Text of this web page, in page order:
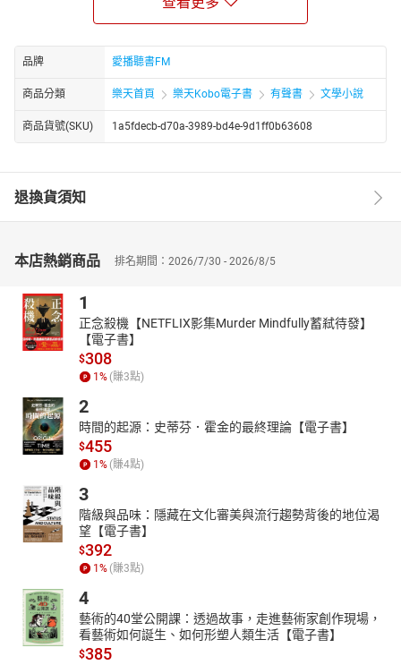
教授，精通紅樓夢等古典小說，當代文學，西洋女性小說。現任國
立東華大學華語文中心主任；為漢聲廣播電台「文學大觀園」節目
製作、主持；《人間福報》專欄主筆； 台灣紅樓夢學會會長；第52
屆廣播金鐘獎得主，亦在各地讀書會講述經典文學。
章節：
466 第九十八回(二)獨木橋渡眾人
467 第九十八回(三)大雄寶殿見佛祖
470 第九十八回(六)唐僧重回靈山取真經
471 第九十八回(七)取得真經回東土
品牌 愛播聽書FM
商品分類 樂天首頁 樂天Kobo電子書 有聲書 文學小說
商品貨號(SKU) 1a5fdecb-d70a-3989-bd4e-9d1ff0b63608
退換貨須知
本店熱銷商品 排名期間：2026/7/30 - 2026/8/5
1
正念殺機【NETFLIX影集Murder Mindfully蓄弒待發】
【電子書】
$308
1 % (賺3點)
2
時間的起源：史蒂芬．霍金的最終理論【電子書】
$455
1 % (賺4點)
3
階級與品味：隱藏在文化審美與流行趨勢背後的地位渴
望【電子書】
$392
1 % (賺3點)
4
藝術的40堂公開課：透過故事，走進藝術家創作現場，
看藝術如何誕生、如何形塑人類生活【電子書】
$385